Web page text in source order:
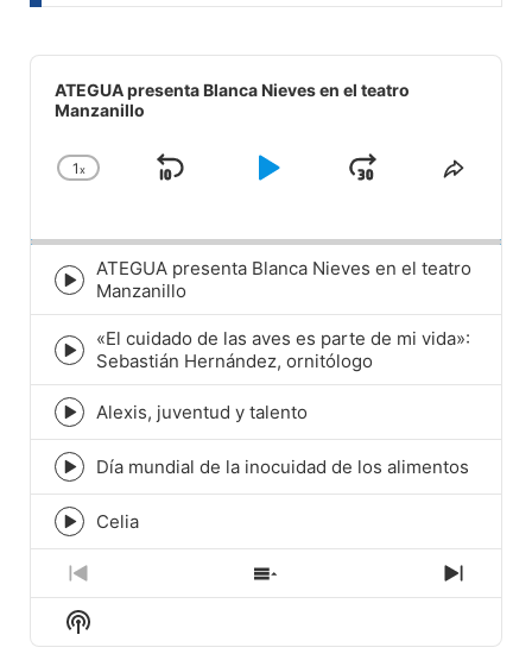
Audio
Player
ATEGUA presenta Blanca Nieves en el teatro
Manzanillo
Change
1x
Skip
Play
JumpShare
Episode
play
icon
ATEGUA presenta Blanca Nieves en el teatro
Manzanillo
Episode
play
icon
«El cuidado de las aves es parte de mi vida»:
Sebastián Hernández, ornitólogo
Episode
play
icon
Alexis, juventud y talento
Episode
play
icon
Día mundial de la inocuidad de los alimentos
Episode
play
icon
Celia
Previous
Episode
Show
Episodes
Next
Show
Podcast